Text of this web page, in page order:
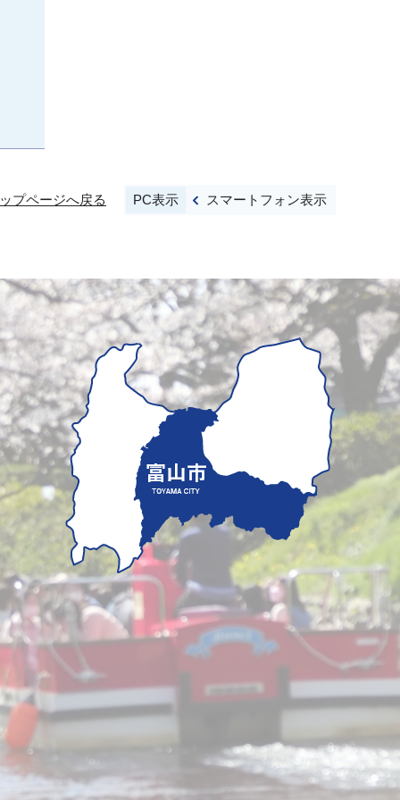
ップページへ戻る PC表示 スマートフォン表示